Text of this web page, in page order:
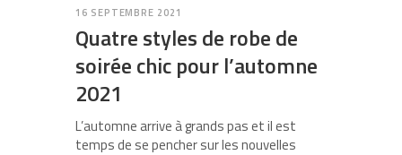
16 SEPTEMBRE 2021
Quatre styles de robe de
soirée chic pour l’automne
2021
L’automne arrive à grands pas et il est
temps de se pencher sur les nouvelles